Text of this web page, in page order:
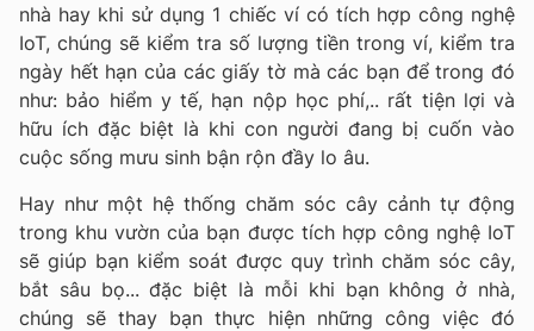
nhà hay khi sử dụng 1 chiếc ví có tích hợp công nghệ
IoT, chúng sẽ kiểm tra số lượng tiền trong ví, kiểm tra
ngày hết hạn của các giấy tờ mà các bạn để trong đó
như: bảo hiểm y tế, hạn nộp học phí,.. rất tiện lợi và
hữu ích đặc biệt là khi con người đang bị cuốn vào
cuộc sống mưu sinh bận rộn đầy lo âu.
Hay như một hệ thống chăm sóc cây cảnh tự động
trong khu vườn của bạn được tích hợp công nghệ IoT
sẽ giúp bạn kiểm soát được quy trình chăm sóc cây,
bắt sâu bọ... đặc biệt là mỗi khi bạn không ở nhà,
chúng sẽ thay bạn thực hiện những công việc đó